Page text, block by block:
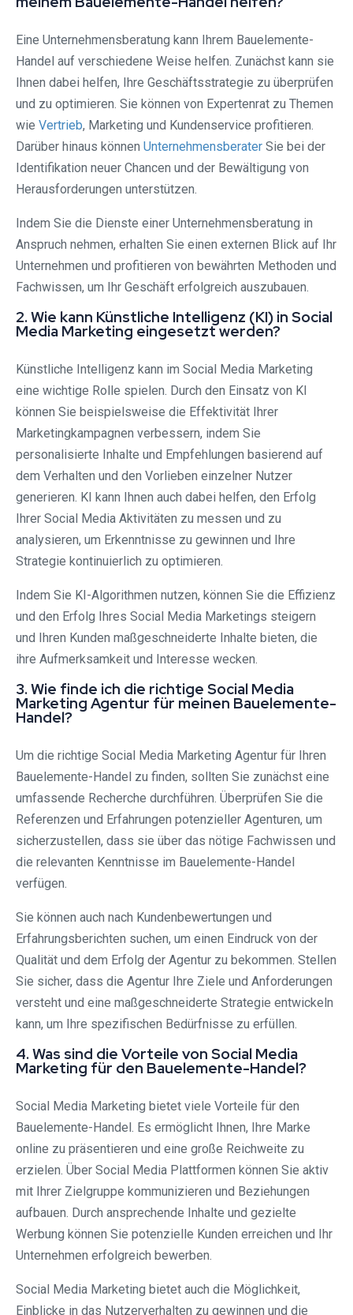
Eine Unternehmensberatung kann Ihrem Bauelemente-
Handel auf verschiedene Weise helfen. Zunächst kann sie
Ihnen dabei helfen, Ihre Geschäftsstrategie zu überprüfen
und zu optimieren. Sie können von Expertenrat zu Themen
wie Vertrieb, Marketing und Kundenservice profitieren.
Darüber hinaus können Unternehmensberater Sie bei der
Identifikation neuer Chancen und der Bewältigung von
Herausforderungen unterstützen.
Indem Sie die Dienste einer Unternehmensberatung in
Anspruch nehmen, erhalten Sie einen externen Blick auf Ihr
Unternehmen und profitieren von bewährten Methoden und
Fachwissen, um Ihr Geschäft erfolgreich auszubauen.
2. Wie kann Künstliche Intelligenz (KI) in Social
Media Marketing eingesetzt werden?
Künstliche Intelligenz kann im Social Media Marketing
eine wichtige Rolle spielen. Durch den Einsatz von KI
können Sie beispielsweise die Effektivität Ihrer
Marketingkampagnen verbessern, indem Sie
personalisierte Inhalte und Empfehlungen basierend auf
dem Verhalten und den Vorlieben einzelner Nutzer
generieren. KI kann Ihnen auch dabei helfen, den Erfolg
Ihrer Social Media Aktivitäten zu messen und zu
analysieren, um Erkenntnisse zu gewinnen und Ihre
Strategie kontinuierlich zu optimieren.
Indem Sie KI-Algorithmen nutzen, können Sie die Effizienz
und den Erfolg Ihres Social Media Marketings steigern
und Ihren Kunden maßgeschneiderte Inhalte bieten, die
ihre Aufmerksamkeit und Interesse wecken.
3. Wie finde ich die richtige Social Media
Marketing Agentur für meinen Bauelemente-
Handel?
Um die richtige Social Media Marketing Agentur für Ihren
Bauelemente-Handel zu finden, sollten Sie zunächst eine
umfassende Recherche durchführen. Überprüfen Sie die
Referenzen und Erfahrungen potenzieller Agenturen, um
sicherzustellen, dass sie über das nötige Fachwissen und
die relevanten Kenntnisse im Bauelemente-Handel
verfügen.
Sie können auch nach Kundenbewertungen und
Erfahrungsberichten suchen, um einen Eindruck von der
Qualität und dem Erfolg der Agentur zu bekommen. Stellen
Sie sicher, dass die Agentur Ihre Ziele und Anforderungen
versteht und eine maßgeschneiderte Strategie entwickeln
kann, um Ihre spezifischen Bedürfnisse zu erfüllen.
4. Was sind die Vorteile von Social Media
Marketing für den Bauelemente-Handel?
Social Media Marketing bietet viele Vorteile für den
Bauelemente-Handel. Es ermöglicht Ihnen, Ihre Marke
online zu präsentieren und eine große Reichweite zu
erzielen. Über Social Media Plattformen können Sie aktiv
mit Ihrer Zielgruppe kommunizieren und Beziehungen
aufbauen. Durch ansprechende Inhalte und gezielte
Werbung können Sie potenzielle Kunden erreichen und Ihr
Unternehmen erfolgreich bewerben.
Social Media Marketing bietet auch die Möglichkeit,
Einblicke in das Nutzerverhalten zu gewinnen und die